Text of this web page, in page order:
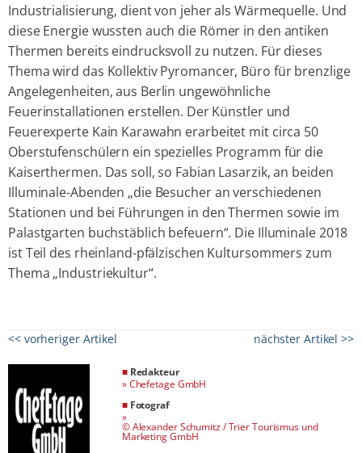
Industrialisierung, dient von jeher als Wärmequelle. Und
diese Energie wussten auch die Römer in den antiken
Thermen bereits eindrucksvoll zu nutzen. Für dieses
Thema wird das Kollektiv Pyromancer, Büro für brenzlige
Angelegenheiten, aus Berlin ungewöhnliche
Feuerinstallationen erstellen. Der Künstler und
Feuerexperte Kain Karawahn erarbeitet mit circa 50
Oberstufenschülern ein spezielles Programm für die
Kaiserthermen. Das soll, so Fabian Lasarzik, an beiden
Illuminale-Abenden „die Besucher an verschiedenen
Stationen und bei Führungen in den Thermen sowie im
Palastgarten buchstäblich befeuern“. Die Illuminale 2018
ist Teil des rheinland-pfälzischen Kultursommers zum
Thema „Industriekultur“.
<< vorheriger Artikel nächster Artikel >>
■Redakteur
»Chefetage GmbH
■Fotograf
»
© Alexander Schumitz / Trier Tourismus und
Marketing GmbH